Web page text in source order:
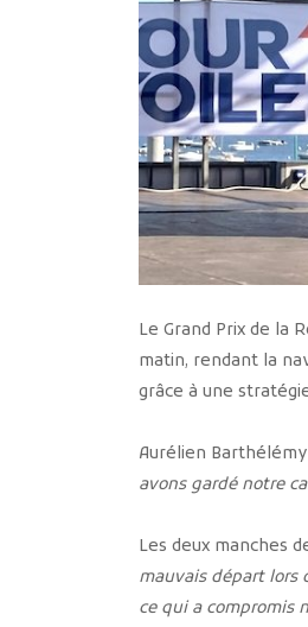
Le Grand Prix de la
matin, rendant la
grâce à une
Aurélien
avons gardé notre
Les deux manches
mauvais départ lors
ce qui a compromis